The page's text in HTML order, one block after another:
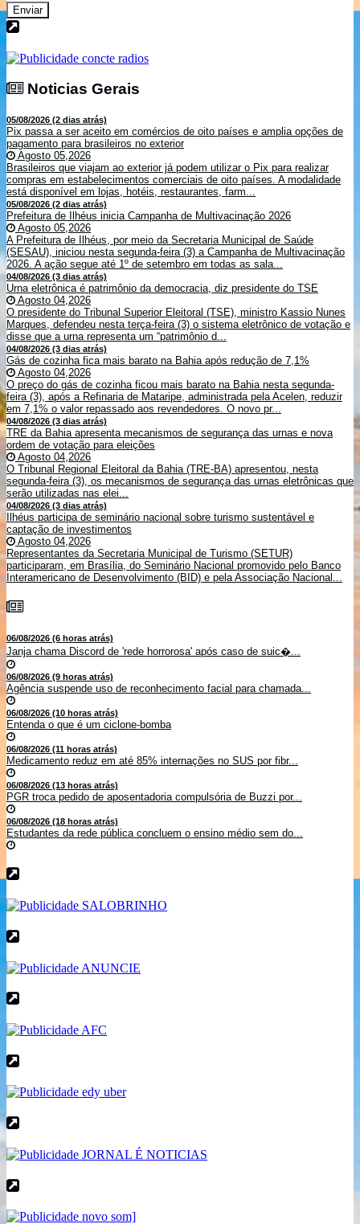
Enviar
Noticias Gerais
05/08/2026 (2 dias atrás)
Pix passa a ser aceito em comércios de oito países e amplia opções de
pagamento para brasileiros no exterior
Agosto 05,2026
Brasileiros que viajam ao exterior já podem utilizar o Pix para realizar
compras em estabelecimentos comerciais de oito países. A modalidade
está disponível em lojas, hotéis, restaurantes, farm...
05/08/2026 (2 dias atrás)
Prefeitura de Ilhéus inicia Campanha de Multivacinação 2026
Agosto 05,2026
A Prefeitura de Ilhéus, por meio da Secretaria Municipal de Saúde
(SESAU), iniciou nesta segunda-feira (3) a Campanha de Multivacinação
2026. A ação segue até 1º de setembro em todas as sala...
04/08/2026 (3 dias atrás)
Urna eletrônica é patrimônio da democracia, diz presidente do TSE
Agosto 04,2026
O presidente do Tribunal Superior Eleitoral (TSE), ministro Kassio Nunes
Marques, defendeu nesta terça-feira (3) o sistema eletrônico de votação e
disse que a urna representa um “patrimônio d...
04/08/2026 (3 dias atrás)
Gás de cozinha fica mais barato na Bahia após redução de 7,1%
Agosto 04,2026
O preço do gás de cozinha ficou mais barato na Bahia nesta segunda-
feira (3), após a Refinaria de Mataripe, administrada pela Acelen, reduzir
em 7,1% o valor repassado aos revendedores. O novo pr...
04/08/2026 (3 dias atrás)
TRE da Bahia apresenta mecanismos de segurança das urnas e nova
ordem de votação para eleições
Agosto 04,2026
O Tribunal Regional Eleitoral da Bahia (TRE-BA) apresentou, nesta
segunda-feira (3), os mecanismos de segurança das urnas eletrônicas que
serão utilizadas nas elei...
04/08/2026 (3 dias atrás)
Ilhéus participa de seminário nacional sobre turismo sustentável e
captação de investimentos
Agosto 04,2026
Representantes da Secretaria Municipal de Turismo (SETUR)
participaram, em Brasília, do Seminário Nacional promovido pelo Banco
Interamericano de Desenvolvimento (BID) e pela Associação Nacional...
06/08/2026 (6 horas atrás)
Janja chama Discord de 'rede horrorosa' após caso de suic�...
06/08/2026 (9 horas atrás)
Agência suspende uso de reconhecimento facial para chamada...
06/08/2026 (10 horas atrás)
Entenda o que é um ciclone-bomba
06/08/2026 (11 horas atrás)
Medicamento reduz em até 85% internações no SUS por fibr...
06/08/2026 (13 horas atrás)
PGR troca pedido de aposentadoria compulsória de Buzzi por...
06/08/2026 (18 horas atrás)
Estudantes da rede pública concluem o ensino médio sem do...